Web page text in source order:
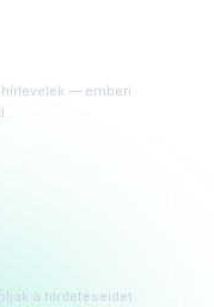
— emberi
a hirdetéseidet.